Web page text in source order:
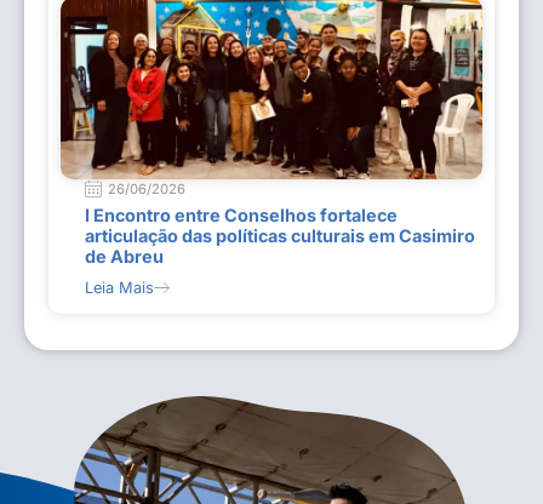
26/06/2026
I Encontro entre Conselhos fortalece
articulação das políticas culturais em Casimiro
de Abreu
Leia Mais